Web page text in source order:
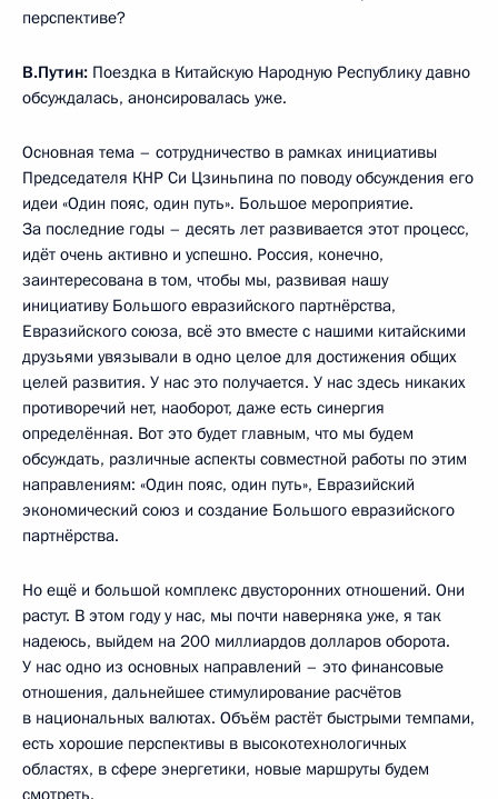
перспективе?
В.Путин: Поездка в Китайскую Народную Республику давно
обсуждалась, анонсировалась уже.
Основная тема – сотрудничество в рамках инициативы
Председателя КНР Си Цзиньпина по поводу обсуждения его
идеи «Один пояс, один путь». Большое мероприятие.
За последние годы – десять лет развивается этот процесс,
идёт очень активно и успешно. Россия, конечно,
заинтересована в том, чтобы мы, развивая нашу
инициативу Большого евразийского партнёрства,
Евразийского союза, всё это вместе с нашими китайскими
друзьями увязывали в одно целое для достижения общих
целей развития. У нас это получается. У нас здесь никаких
противоречий нет, наоборот, даже есть синергия
определённая. Вот это будет главным, что мы будем
обсуждать, различные аспекты совместной работы по этим
направлениям: «Один пояс, один путь», Евразийский
экономический союз и создание Большого евразийского
партнёрства.
Но ещё и большой комплекс двусторонних отношений. Они
растут. В этом году у нас, мы почти наверняка уже, я так
надеюсь, выйдем на 200 миллиардов долларов оборота.
У нас одно из основных направлений – это финансовые
отношения, дальнейшее стимулирование расчётов
в национальных валютах. Объём растёт быстрыми темпами,
есть хорошие перспективы в высокотехнологичных
областях, в сфере энергетики, новые маршруты будем
смотреть.